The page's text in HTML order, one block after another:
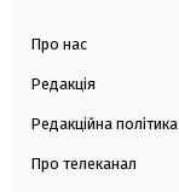
Про нас
Редакція
Редакційна політика
Про телеканал